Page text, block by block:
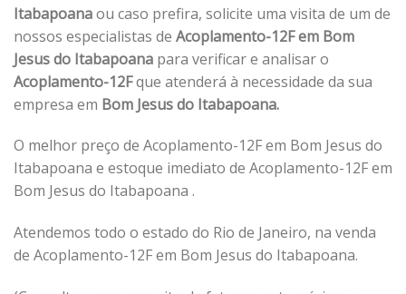
Itabapoanaou caso prefira, solicite uma visita de um de
nossos especialistas de Acoplamento-12F em Bom
Jesus do Itabapoana para verificar e analisar o
Acoplamento-12Fque atenderá à necessidade da sua
empresa em Bom Jesus do Itabapoana.
O melhor preço de Acoplamento-12F em Bom Jesus do
Itabapoana e estoque imediato de Acoplamento-12F em
Bom Jesus do Itabapoana .
Atendemos todo o estado do Rio de Janeiro, na venda
de Acoplamento-12F em Bom Jesus do Itabapoana.